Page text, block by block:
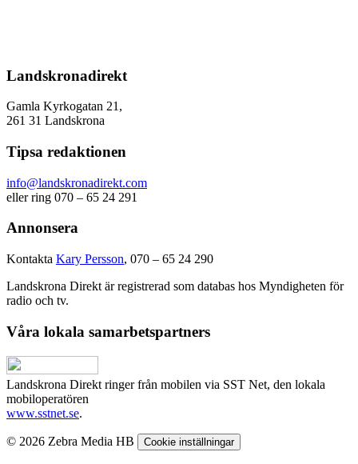
Landskronadirekt
Gamla Kyrkogatan 21,
261 31 Landskrona
Tipsa redaktionen
info@landskronadirekt.com
eller ring 070 – 65 24 291
Annonsera
Kontakta Kary Persson, 070 – 65 24 290
Landskrona Direkt är registrerad som databas hos Myndigheten för
radio och tv.
Våra lokala samarbetspartners
Landskrona Direkt ringer från mobilen via SST Net, den lokala
mobiloperatören
www.sstnet.se.
© 2026 Zebra Media HB Cookie inställningar